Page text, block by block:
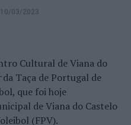
10/03/2023
Cultural de Viana do
da Taça de Portugal de
que foi hoje
de Viana do Castelo
(FPV).